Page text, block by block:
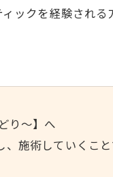
ックを経験され
り～】へ
施術していくこ